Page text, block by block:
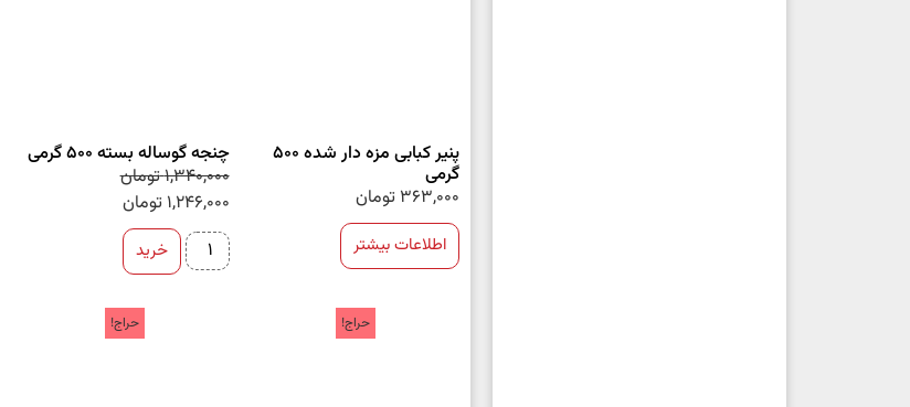
پنیر کبابی مزه دار شده 500
گرمی
363,000 تومان
اطلاعات بیشتر
چنجه گوساله بسته 500 گرمی
1,340,000تومان
1,246,000 تومان
خرید
حراج! حراج!